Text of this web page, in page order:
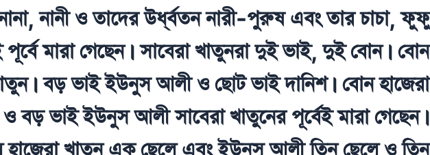
নানী ও তাদের উর্ধ্বতন নারী-পুরুষ এবং তার চাচা, ফুফু
মারা গেছেন। সাবেরা খাতুনরা দুই ভাই, দুই বোন। বোন
বড় ভাই ইউনুস আলী ও ছোট ভাই দানিশ। বোন হাজেরা
বড় ভাই ইউনুস আলী সাবেরা খাতুনের পূর্বেই মারা গেছেন।
খাতুন এক ছেলে এবং ইউনুস আলী তিন ছেলে ও তিন